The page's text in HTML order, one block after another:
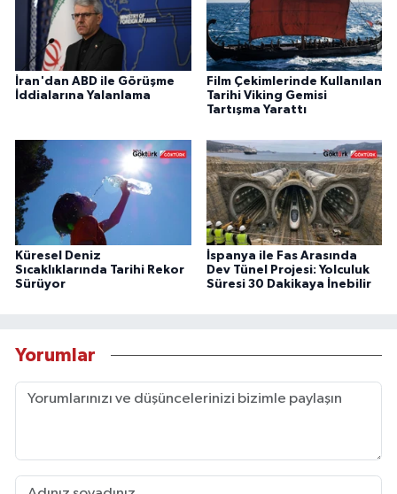
İran'dan ABD ile Görüşme
İddialarına Yalanlama
Film Çekimlerinde Kullanılan
Tarihi Viking Gemisi
Tartışma Yarattı
Küresel Deniz
Sıcaklıklarında Tarihi Rekor
Sürüyor
İspanya ile Fas Arasında
Dev Tünel Projesi: Yolculuk
Süresi 30 Dakikaya İnebilir
Yorumlar